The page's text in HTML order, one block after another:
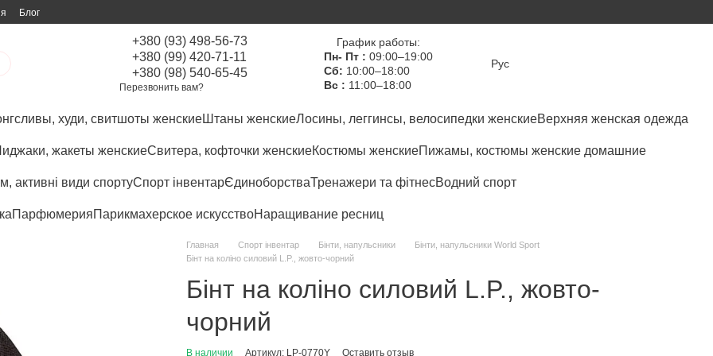
Блог
+380 (93) 498-56-73
+380 (99) 420-71-11
+380 (98) 540-65-45
Перезвонить вам?
График работы:
Пн- Пт : 09:00–19:00
Сб: 10:00–18:00
Вс : 11:00–18:00
Рус
худи, свитшоты женскиеШтаны женскиеЛосины, леггинсы, велосипедки женскиеВерхняя женская одежда
жакеты женскиеСвитера, кофточки женскиеКостюмы женскиеПижамы, костюмы женские домашние
активні види спортуСпорт інвентарЄдиноборстваТренажери та фітнесВодний спорт
ПарфюмерияПарикмахерское искусствоНаращивание ресниц
Главная Спорт інвентар Бінти, напульсники
Бінти, напульсники World Sport
Бінт на коліно силовий L.P., жовто-чорний
Бінт на коліно силовий L.P., жовто-
чорний
В наличии Артикул: LP-0770Y Оставить отзыв